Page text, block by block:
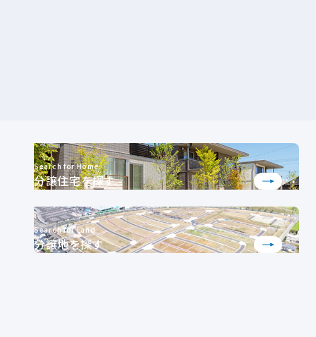
Search for Home
分譲住宅を探す
Search for Land
分譲地を探す